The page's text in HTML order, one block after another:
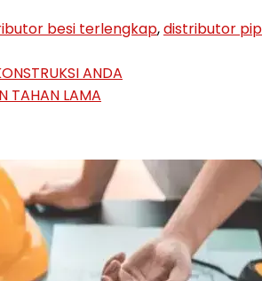
besi terlengkap,distributor
ANDA
TAHAN LAMA